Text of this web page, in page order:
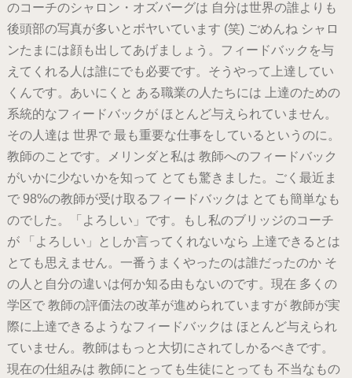
のコーチのシャロン・オズバーグは 自分は世界の誰よりも
後頭部の写真が多いとボヤいています (笑) ごめんね シャロ
ンたまには顔も出してあげましょう。フィードバックを与
えてくれる人は誰にでも必要です。そうやって上達してい
くんです。あいにくと ある職業の人たちには 上達のための
系統的なフィードバックが ほとんど与えられていません。
その人達は 世界で 最も重要な仕事をしているというのに。
教師のことです。メリンダと私は 教師へのフィードバック
がいかに少ないかを知って とても驚きました。ごく最近ま
で 98%の教師が受け取るフィードバックは とても簡単なも
のでした。「よろしい」です。もし私のブリッジのコーチ
が 「よろしい」としか言ってくれないなら 上達できるとは
とても思えません。一番うまくやったのは誰だったのか そ
の人と自分の違いは何か知る由もないのです。現在 多くの
学区で 教師の評価法の改革が進められていますが 教師が実
際に上達できるようなフィードバックは ほとんど与えられ
ていません。教師はもっと大切にされてしかるべきです。
現在の仕組みは 教師にとっても生徒にとっても 不当なもの